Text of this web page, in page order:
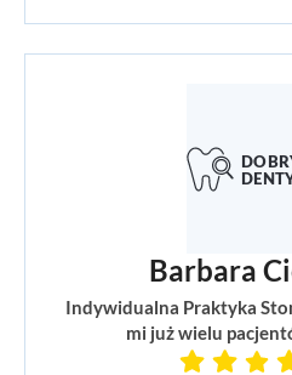
Barbara
Indywidualna Praktyka
mi już wielu